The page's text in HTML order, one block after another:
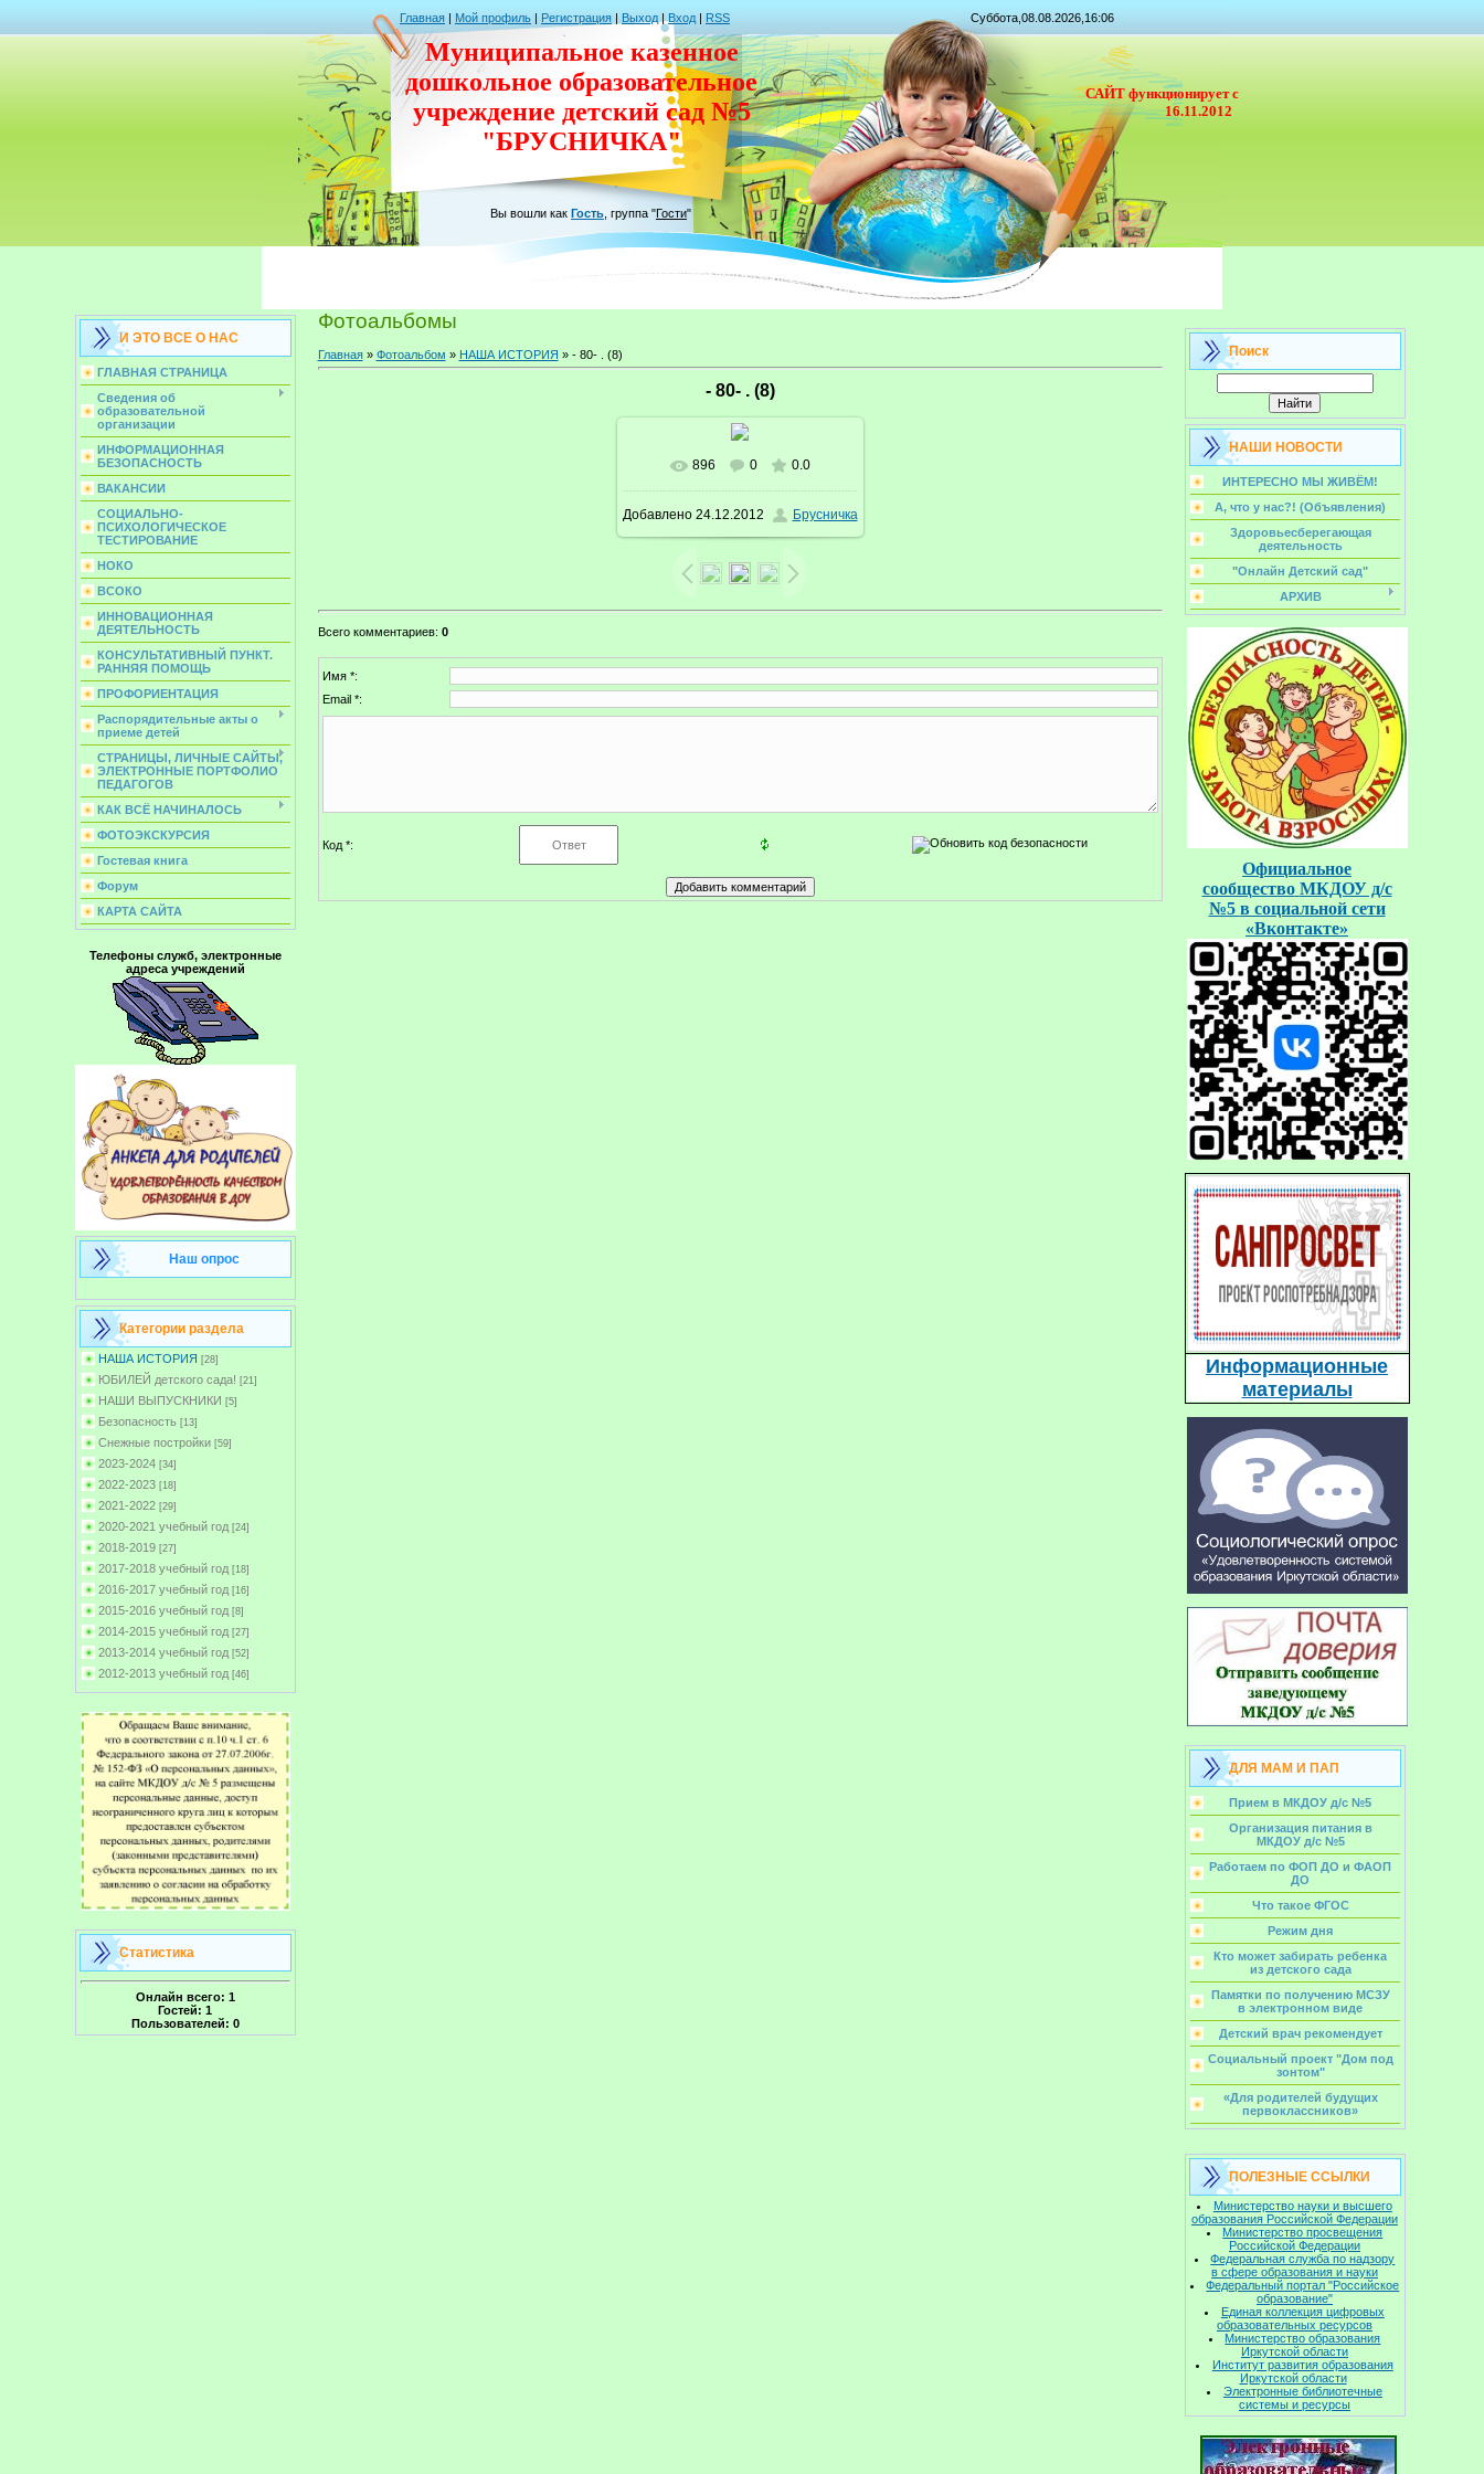
Главная | Мой профиль | Регистрация | Выход | Вход | RSS Суббота,08.08.2026,16:06
Муниципальное казенное
дошкольное образовательное
учреждение детский сад №5
"БРУСНИЧКА"
САЙТ функционирует с
16.11.2012
Вы вошли как Гость группа "Гости"
И ЭТО ВСЕ О НАС
ГЛАВНАЯ СТРАНИЦА
Сведения об
образовательной
организации
ИНФОРМАЦИОННАЯ
БЕЗОПАСНОСТЬ
ВАКАНСИИ
СОЦИАЛЬНО-
ПСИХОЛОГИЧЕСКОЕ
ТЕСТИРОВАНИЕ
НОКО
ВСОКО
ИННОВАЦИОННАЯ
ДЕЯТЕЛЬНОСТЬ
КОНСУЛЬТАТИВНЫЙ ПУНКТ.
РАННЯЯ ПОМОЩЬ
ПРОФОРИЕНТАЦИЯ
Распорядительные акты о
приеме детей
СТРАНИЦЫ, ЛИЧНЫЕ САЙТЫ,
ЭЛЕКТРОННЫЕ ПОРТФОЛИО
ПЕДАГОГОВ
КАК ВСЁ НАЧИНАЛОСЬ
ФОТОЭКСКУРСИЯ
Гостевая книга
Форум
КАРТА САЙТА
Телефоны служб, электронные
адреса учреждений
Наш опрос
Категории раздела
НАША ИСТОРИЯ [28]
ЮБИЛЕЙ детского сада! [21]
НАШИ ВЫПУСКНИКИ [5]
Безопасность [13]
Снежные постройки [59]
2023-2024 [34]
2022-2023 [18]
2021-2022 [29]
2020-2021 учебный год [24]
2018-2019 [27]
2017-2018 учебный год [18]
2016-2017 учебный год [16]
2015-2016 учебный год [8]
2014-2015 учебный год [27]
2013-2014 учебный год [52]
2012-2013 учебный год [46]
Статистика
Онлайн всего: 1
Гостей: 1
Пользователей: 0
Фотоальбомы
Главная» Фотоальбом » НАША ИСТОРИЯ » - 80- . (8)
- 80- . (8)
896 0 0.0
Добавлено24.12.2012 Брусничка
Всего комментариев: 0
Имя *:
Email *:
Код *:
Поиск
НАШИ НОВОСТИ
ИНТЕРЕСНО МЫ ЖИВЁМ!
А, что у нас?! (Объявления)
Здоровьесберегающая
деятельность
"Онлайн Детский сад"
АРХИВ
Официальное
сообщество МКДОУ д/с
№5 в социальной сети
«Вконтакте»
Информационные
материалы
ДЛЯ МАМ И ПАП
Прием в МКДОУ д/с №5
Организация питания в
МКДОУ д/с №5
Работаем по ФОП ДО и ФАОП
ДО
Что такое ФГОС
Режим дня
Кто может забирать ребенка
из детского сада
Памятки по получению МСЗУ
в электронном виде
Детский врач рекомендует
Социальный проект "Дом под
зонтом"
«Для родителей будущих
первоклассников»
ПОЛЕЗНЫЕ ССЫЛКИ
Министерство науки и высшего
образования Российской Федерации
Министерство просвещения
Российской Федерации
Федеральная служба по надзору
в сфере образования и науки
Федеральный портал "Российское
образование"
Единая коллекция цифровых
образовательных ресурсов
Министерство образования
Иркутской области
Институт развития образования
Иркутской области
Электронные библиотечные
системы и ресурсы